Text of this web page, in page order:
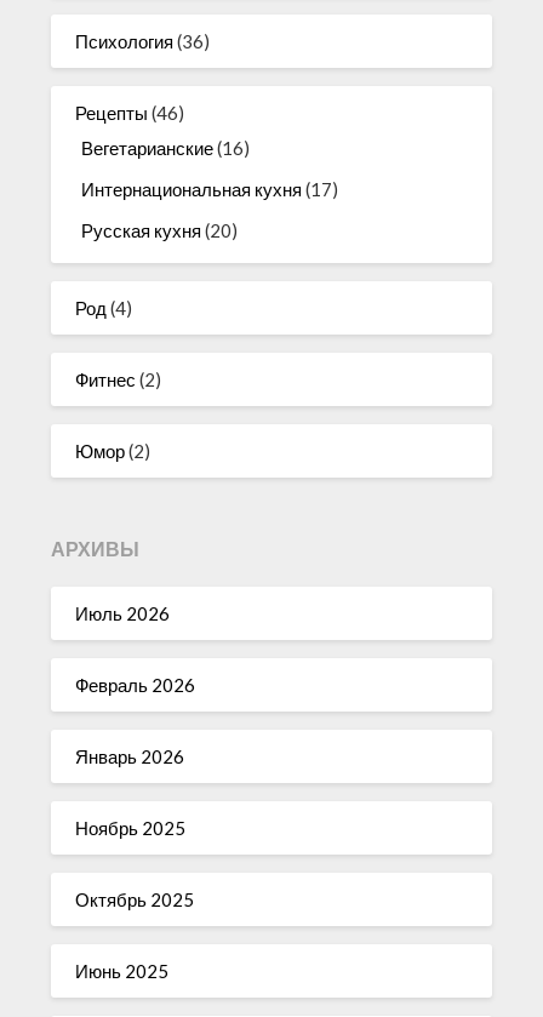
Психология (36)
Рецепты (46)
Вегетарианские(16)
Интернациональная кухня (17)
Русская кухня (20)
Род (4)
Фитнес (2)
Юмор(2)
АРХИВЫ
Июль 2026
Февраль 2026
Январь 2026
Ноябрь 2025
Октябрь 2025
Июнь 2025